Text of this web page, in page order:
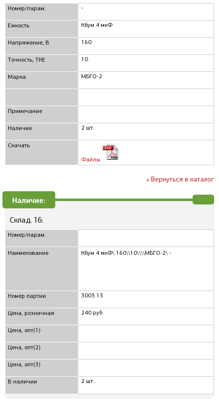
Номер/парам.
Емкость
Напряжение, В
Точность, ТКЕ
Марка
Примечание
Наличие
Скачать
-
Кбум 4 мкФ
160
10
МБГО-2
2 шт.
Файлы
« Вернуться в каталог
Наличие:
Склад, 16:
Номер/парам.
Наименование
Номер партии
Цена, розничная
Цена, опт(1)
Цена, опт(2)
Цена, опт(3)
В наличии
Кбум 4 мкФ\ 160\\10\\\\МБГО-2\ -
3003.13
240 руб.
2 шт.